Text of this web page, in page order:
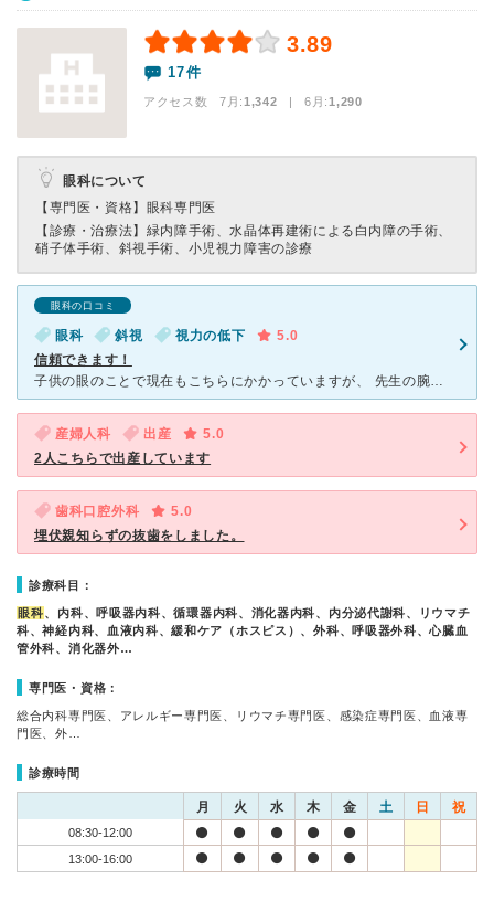
3.89
17件
アクセス数 7月:1,342 | 6月:1,290
眼科について
【専門医・資格】 眼科専門医
【診療・治療法】 緑内障手術、水晶体再建術による白内障の手術、
硝子体手術、斜視手術、小児視力障害の診療
眼科の口コミ
眼科 斜視 視力の低下
5.0
信頼できます！
子供の眼のことで現在もこちらにかかっていますが、 先生の腕も良く、診察も丁寧です。 他の病院では子供にとってだいぶ強い薬を出されたのですが、 こちらに通ってからは子供のことも考えた上で優しい成分
産婦人科 出産
5.0
2人こちらで出産しています
歯科口腔外科
5.0
埋伏親知らずの抜歯をしました。
診療科目：
眼科、内科、呼吸器内科、循環器内科、消化器内科、内分泌代謝科、リウマチ
科、神経内科、血液内科、緩和ケア（ホスピス）、外科、呼吸器外科、心臓血
管外科、消化器外…
専門医・資格：
総合内科専門医、アレルギー専門医、リウマチ専門医、感染症専門医、血液専
門医、外…
診療時間
月 火 水 木 金 土 日 祝
08:30-12:00
13:00-16:00